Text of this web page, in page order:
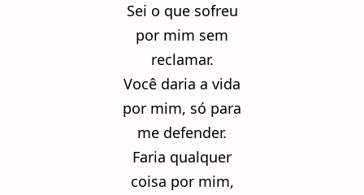
Sei o que sofreu
por mim sem
reclamar.
Você daria a vida
por mim, só para
me defender.
Faria qualquer
coisa por mim,